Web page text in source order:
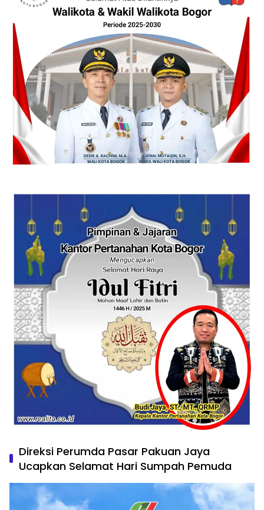
Direksi Perumda Pasar Pakuan Jaya
Ucapkan Selamat Hari Sumpah Pemuda